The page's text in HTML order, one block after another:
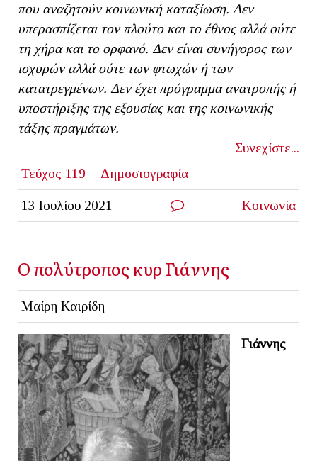
που αναζητούν κοινωνική καταξίωση. Δεν
υπερασπίζεται τον πλούτο και το έθνος αλλά ούτε
τη χήρα και το ορφανό. Δεν είναι συνήγορος των
ισχυρών αλλά ούτε των φτωχών ή των
κατατρεγμένων. Δεν έχει πρόγραμμα ανατροπής ή
υποστήριξης της εξουσίας και της κοινωνικής
τάξης πραγμάτων.
Συνεχίστε...
Τεύχος 119
Δημοσιογραφία
13 Ιουλίου 2021 Κοινωνία
Ο πολύτροπος κυρ Γιάννης
Μαίρη Καιρίδη
Γιάννης